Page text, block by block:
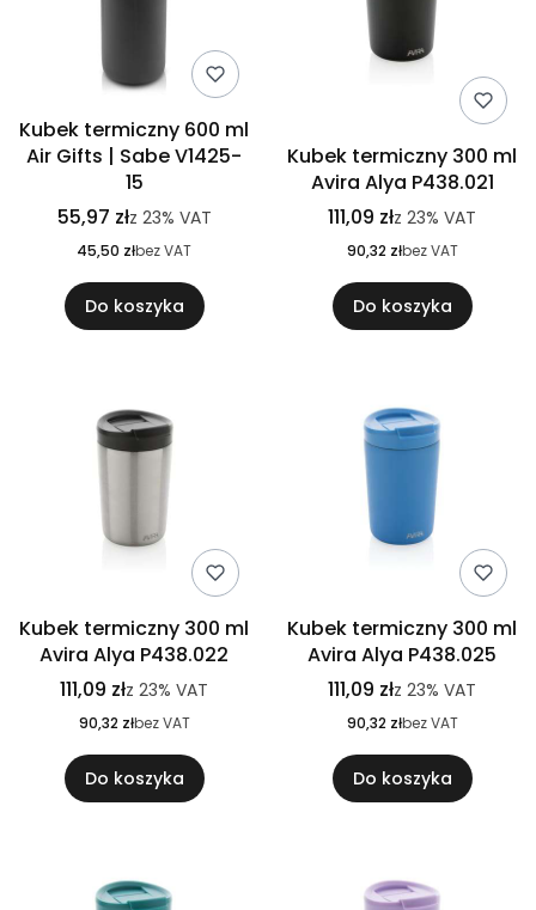
Kubek termiczny 600 ml
Air Gifts | Sabe V1425-
15
55,97 złz 23% VAT
45,50 złbez VAT
Do koszyka
Kubek termiczny 300 ml
Avira Alya P438.021
111,09 złz 23% VAT
90,32 złbez VAT
Do koszyka
Kubek termiczny 300 ml
Avira Alya P438.022
111,09 złz 23% VAT
90,32 złbez VAT
Do koszyka
Kubek termiczny 300 ml
Avira Alya P438.025
111,09 złz 23% VAT
90,32 złbez VAT
Do koszyka